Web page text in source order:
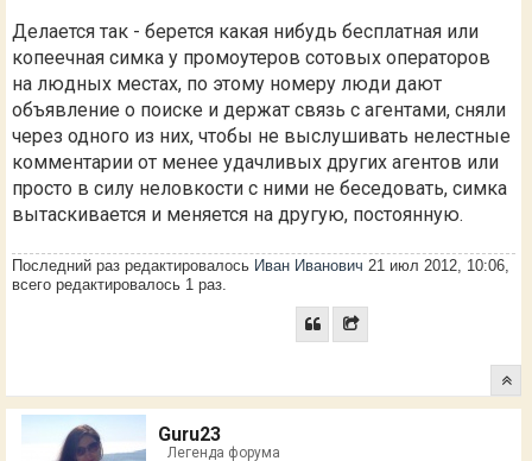
Делается так - берется какая нибудь бесплатная или
копеечная симка у промоутеров сотовых операторов
на людных местах, по этому номеру люди дают
объявление о поиске и держат связь с агентами, сняли
через одного из них, чтобы не выслушивать нелестные
комментарии от менее удачливых других агентов или
просто в силу неловкости с ними не беседовать, симка
вытаскивается и меняется на другую, постоянную.
Последний раз редактировалось Иван Иванович 21 июл 2012, 10:06,
всего редактировалось 1 раз.
Guru23
Легенда форума